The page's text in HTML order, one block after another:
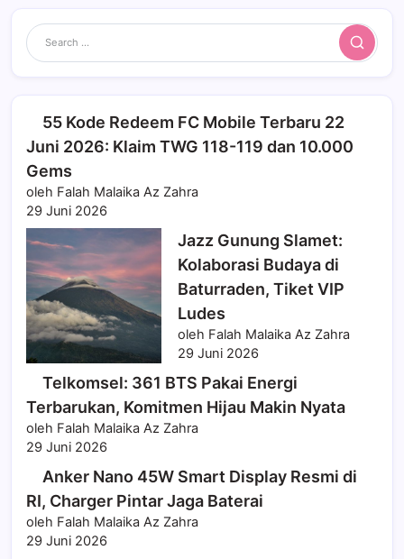
Search
55 Kode Redeem FC Mobile Terbaru 22
Juni 2026: Klaim TWG 118-119 dan 10.000
Gems
oleh Falah Malaika Az Zahra
29 Juni 2026
Jazz Gunung Slamet:
Kolaborasi Budaya di
Baturraden, Tiket VIP
Ludes
oleh Falah Malaika Az Zahra
29 Juni 2026
Telkomsel: 361 BTS Pakai Energi
Terbarukan, Komitmen Hijau Makin Nyata
oleh Falah Malaika Az Zahra
29 Juni 2026
Anker Nano 45W Smart Display Resmi di
RI, Charger Pintar Jaga Baterai
oleh Falah Malaika Az Zahra
29 Juni 2026